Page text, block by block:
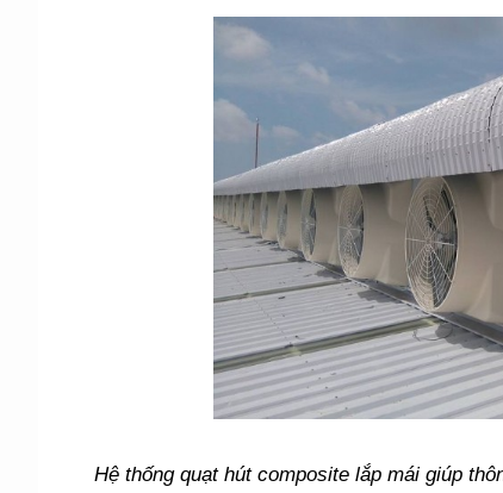
Hệ thống quạt hút composite lắp mái giúp